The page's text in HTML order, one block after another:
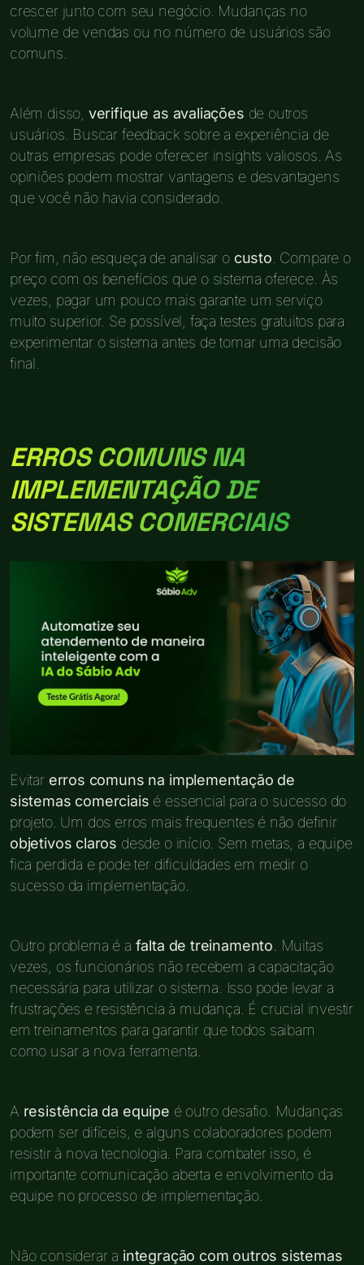
crescer junto com seu negócio. Mudanças no
volume de vendas ou no número de usuários são
comuns.
Além disso, verifique as avaliações de outros
usuários. Buscar feedback sobre a experiência de
outras empresas pode oferecer insights valiosos. As
opiniões podem mostrar vantagens e desvantagens
que você não havia considerado.
Por fim, não esqueça de analisar o custo . Compare o
preço com os benefícios que o sistema oferece. Às
vezes, pagar um pouco mais garante um serviço
muito superior. Se possível, faça testes gratuitos para
experimentar o sistema antes de tomar uma decisão
final.
ERROS COMUNS NA
IMPLEMENTAÇÃO DE
SISTEMAS COMERCIAIS
Evitar erros comuns na implementação de
sistemas comerciais é essencial para o sucesso do
projeto. Um dos erros mais frequentes é não definir
objetivos claros desde o início. Sem metas, a equipe
fica perdida e pode ter dificuldades em medir o
sucesso da implementação.
Outro problema é a falta de treinamento . Muitas
vezes, os funcionários não recebem a capacitação
necessária para utilizar o sistema. Isso pode levar a
frustrações e resistência à mudança. É crucial investir
em treinamentos para garantir que todos saibam
como usar a nova ferramenta.
A resistência da equipe é outro desafio. Mudanças
podem ser difíceis, e alguns colaboradores podem
resistir à nova tecnologia. Para combater isso, é
importante comunicação aberta e envolvimento da
equipe no processo de implementação.
Não considerar a integração com outros sistemas